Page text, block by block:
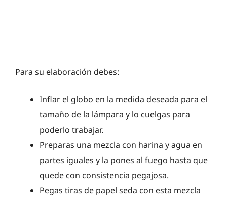
Para su elaboración debes:
Inflar el globo en la medida deseada para el
tamaño de la lámpara y lo cuelgas para
poderlo trabajar.
Preparas una mezcla con harina y agua en
partes iguales y la pones al fuego hasta que
quede con consistencia pegajosa.
Pegas tiras de papel seda con esta mezcla